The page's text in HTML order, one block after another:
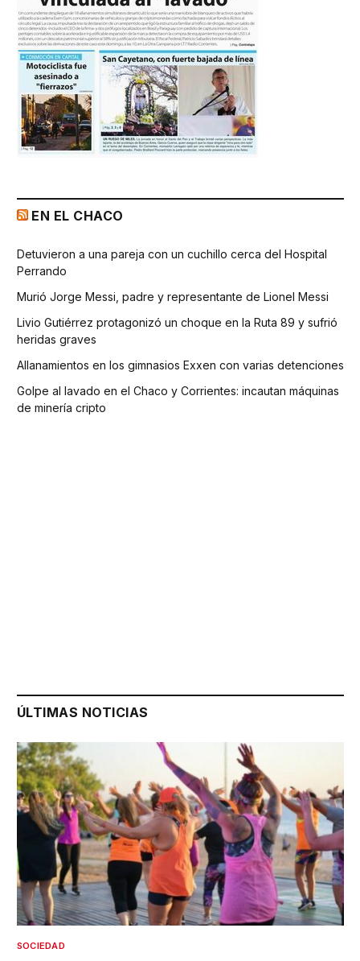
EN EL CHACO
Detuvieron a una pareja con un cuchillo cerca del Hospital
Perrando
Murió Jorge Messi, padre y representante de Lionel Messi
Livio Gutiérrez protagonizó un choque en la Ruta 89 y sufrió
heridas graves
Allanamientos en los gimnasios Exxen con varias detenciones
Golpe al lavado en el Chaco y Corrientes: incautan máquinas
de minería cripto
ÚLTIMAS NOTICIAS
SOCIEDAD